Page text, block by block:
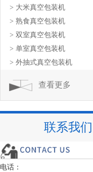
> 大米真空包装机
> 熟食真空包装机
> 双室真空包装机
> 单室真空包装机
> 外抽式真空包装机
查看更多
联系我们
电话：